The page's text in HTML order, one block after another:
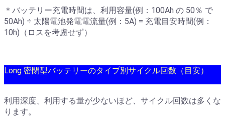
＊バッテリー充電時間は、利用容量(例：100Ah の 50％ で
50Ah) ÷ 太陽電池発電電流量(例：5A) = 充電目安時間(例：
10h)（ロスを考慮せず）
Long 密閉型バッテリーのタイプ別サイクル回数（目安）
利用深度、利用する量が少ないほど、サイクル回数は多くな
ります。